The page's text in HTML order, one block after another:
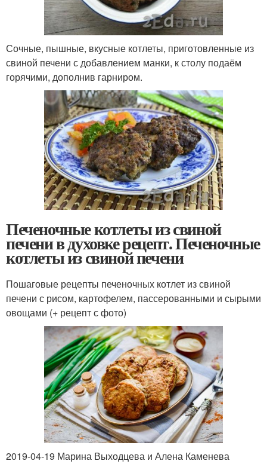
Сочные, пышные, вкусные котлеты, приготовленные из
свиной печени с добавлением манки, к столу подаём
горячими, дополнив гарниром.
Печеночные котлеты из свиной
печени в духовке рецепт. Печеночные
котлеты из свиной печени
Пошаговые рецепты печеночных котлет из свиной
печени с рисом, картофелем, пассерованными и сырыми
овощами (+ рецепт с фото)
2019-04-19 Марина Выходцева и Алена Каменева